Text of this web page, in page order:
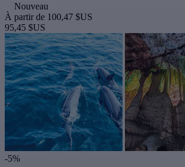
Nouveau
À partir de 100,47 $US
95,45 $US
-5%